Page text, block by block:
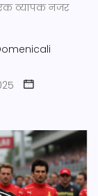
एक व्यापक नजर